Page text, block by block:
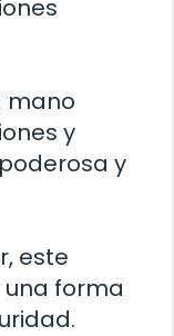
mano
y
y
este
forma